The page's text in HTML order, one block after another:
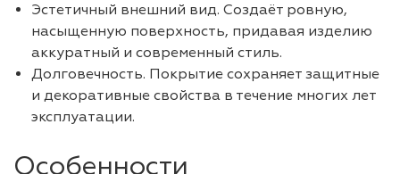
Эстетичный внешний вид. Создаёт ровную,
насыщенную поверхность, придавая изделию
аккуратный и современный стиль.
Долговечность. Покрытие сохраняет защитные
и декоративные свойства в течение многих лет
эксплуатации.
Особенности